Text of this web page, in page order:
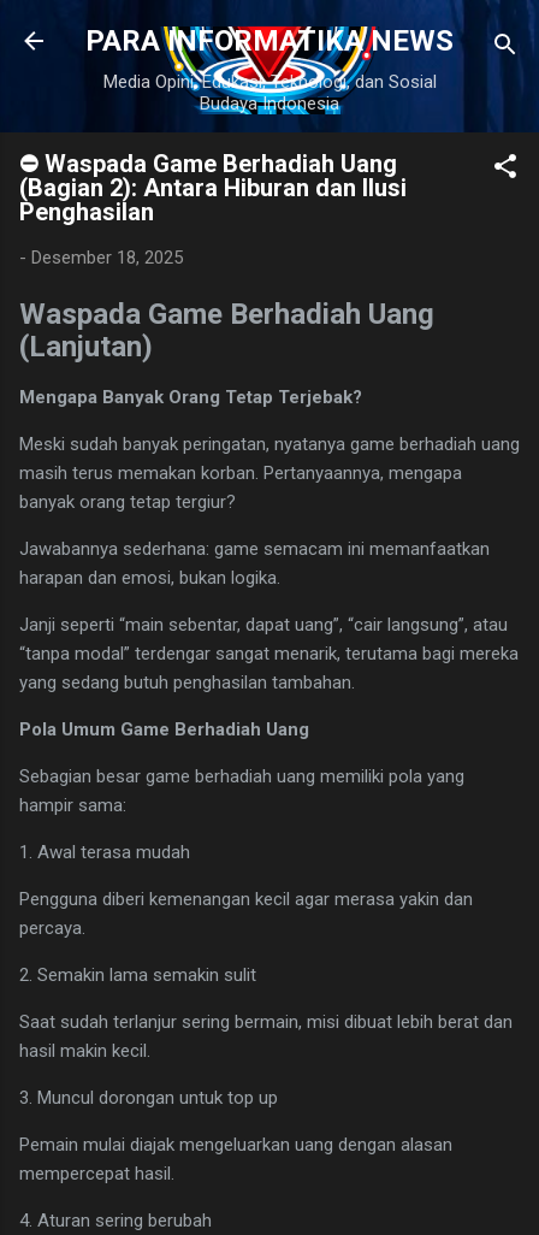
Langsung ke konten utama
PARA INFORMATIKA NEWS
Media Opini, Edukasi, Teknologi, dan Sosial
Budaya Indonesia
⛔ Waspada Game Berhadiah Uang
(Bagian 2): Antara Hiburan dan Ilusi
Penghasilan
- Desember 18, 2025
Waspada Game Berhadiah Uang
(Lanjutan)
Mengapa Banyak Orang Tetap Terjebak?
Meski sudah banyak peringatan, nyatanya game berhadiah uang
masih terus memakan korban. Pertanyaannya, mengapa
banyak orang tetap tergiur?
Jawabannya sederhana: game semacam ini memanfaatkan
harapan dan emosi, bukan logika.
Janji seperti “main sebentar, dapat uang”, “cair langsung”, atau
“tanpa modal” terdengar sangat menarik, terutama bagi mereka
yang sedang butuh penghasilan tambahan.
Pola Umum Game Berhadiah Uang
Sebagian besar game berhadiah uang memiliki pola yang
hampir sama:
1. Awal terasa mudah
Pengguna diberi kemenangan kecil agar merasa yakin dan
percaya.
2. Semakin lama semakin sulit
Saat sudah terlanjur sering bermain, misi dibuat lebih berat dan
hasil makin kecil.
3. Muncul dorongan untuk top up
Pemain mulai diajak mengeluarkan uang dengan alasan
mempercepat hasil.
4. Aturan sering berubah